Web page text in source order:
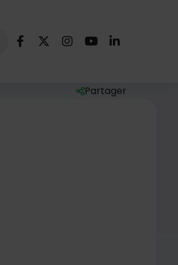
de 3 caractères
Lancer la recherche
Nous suivre
Facebook
X (Twitter)
Instagram
YouTubeLinkedIn
Liste des liens de
Partager